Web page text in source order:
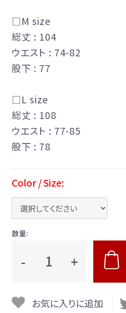
□M size
総丈 : 104
ウエスト : 74-82
股下 : 77
□L size
総丈 : 108
ウエスト : 77-85
股下 : 78
Color / Size:
数量:
- +
お気に入りに追加